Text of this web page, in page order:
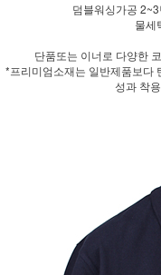
덤블워싱가공
물세
단품또는 이너로 다양한
*프리미엄소재는 일반제품보다
성과 착